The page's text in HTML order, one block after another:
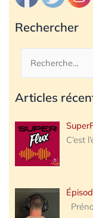
Rechercher
Rechercher :
Articles
C’est